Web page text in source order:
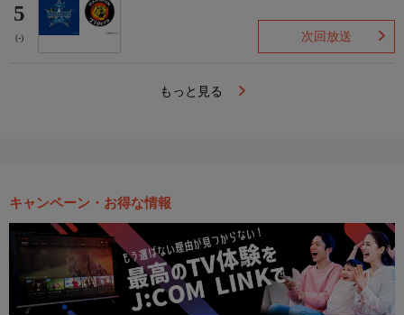
5
(-) 次回放送
もっと見る
キャンペーン・お得な情報